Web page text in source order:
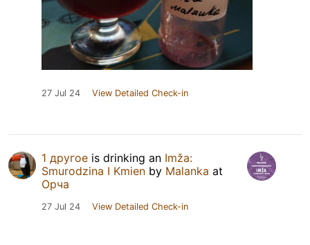
27 Jul 24 View Detailed Check-in
1 другое is drinking an Imža:
Smurodzina I Kmien by Malanka at
Орча
27 Jul 24 View Detailed Check-in